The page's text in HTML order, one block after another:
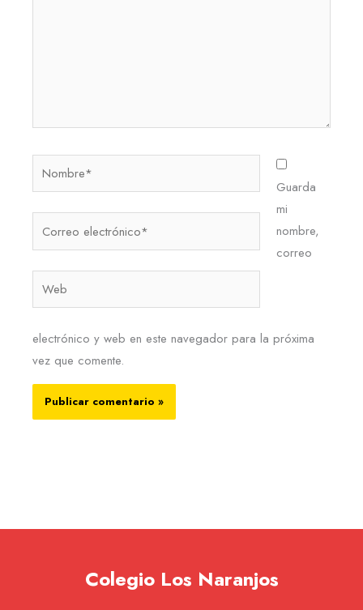
Nombre*
Guarda
mi
nombre,
correo
electrónico y web en este navegador para la próxima
vez que comente.
Colegio Los Naranjos